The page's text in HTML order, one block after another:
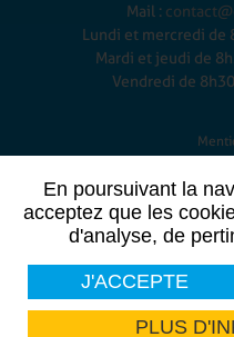
Mail :
Lundi et mercredi de
Mardi et jeudi de
Vendredi de
En poursuivant la
acceptez que les
d'analyse, de
J'ACCEPTE
PLUS